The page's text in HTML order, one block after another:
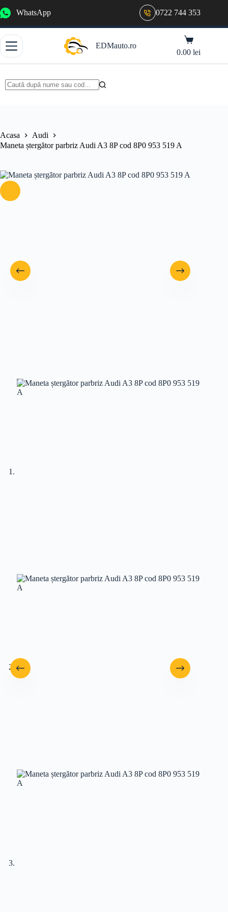
la
WhatsApp 0722 744 353
EDMauto.ro
Coș
de
cumpărături
0.00lei
Acasa
Audi
Maneta ștergător parbriz Audi A3 8P cod 8P0 953 519 A